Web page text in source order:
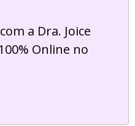
a Dra. Joice
Online no